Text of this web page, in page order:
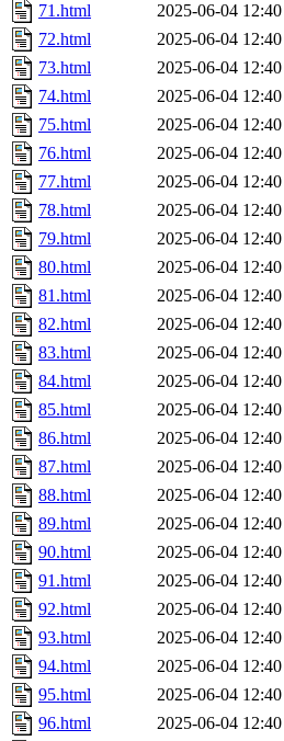
71.html
2025-06-04 12:40
72.html
2025-06-04 12:40
73.html
2025-06-04 12:40
74.html
2025-06-04 12:40
75.html
2025-06-04 12:40
76.html
2025-06-04 12:40
77.html
2025-06-04 12:40
78.html
2025-06-04 12:40
79.html
2025-06-04 12:40
80.html
2025-06-04 12:40
81.html
2025-06-04 12:40
82.html
2025-06-04 12:40
83.html
2025-06-04 12:40
84.html
2025-06-04 12:40
85.html
2025-06-04 12:40
86.html
2025-06-04 12:40
87.html
2025-06-04 12:40
88.html
2025-06-04 12:40
89.html
2025-06-04 12:40
90.html
2025-06-04 12:40
91.html
2025-06-04 12:40
92.html
2025-06-04 12:40
93.html
2025-06-04 12:40
94.html
2025-06-04 12:40
95.html
2025-06-04 12:40
96.html
2025-06-04 12:40